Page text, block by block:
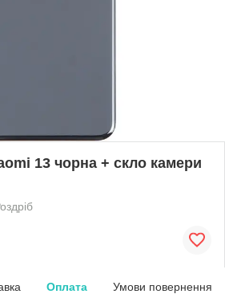
13 чорна + скло камери
Оплата Умови повернення